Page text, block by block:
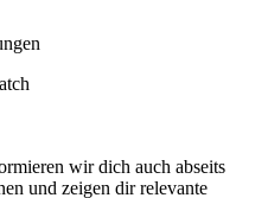
wir dich auch abseits
und zeigen dir relevante